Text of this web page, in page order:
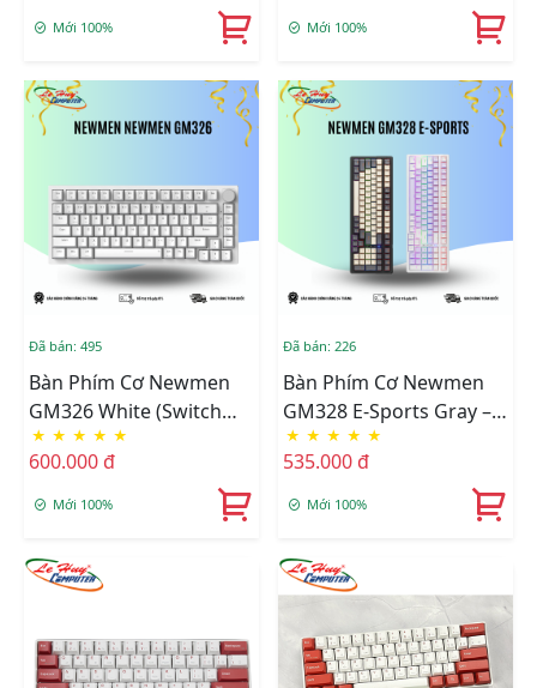
Mới 100% Mới 100%
Đã bán: 495
Bàn Phím Cơ Newmen
GM326 White (Switch
Brown/Blue)
★ ★ ★ ★ ★
600.000 đ
Mới 100%
Đã bán: 226
Bàn Phím Cơ Newmen
GM328 E-Sports Gray –
White (Switch Red/Blue)
★ ★ ★ ★ ★
535.000 đ
Mới 100%